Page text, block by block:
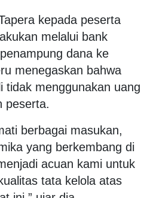
kepada peserta
melalui bank
dana ke
menegaskan bahwa
tidak menggunakan uang
peserta.
berbagai masukan,
yang berkembang di
acuan kami untuk
tata kelola atas